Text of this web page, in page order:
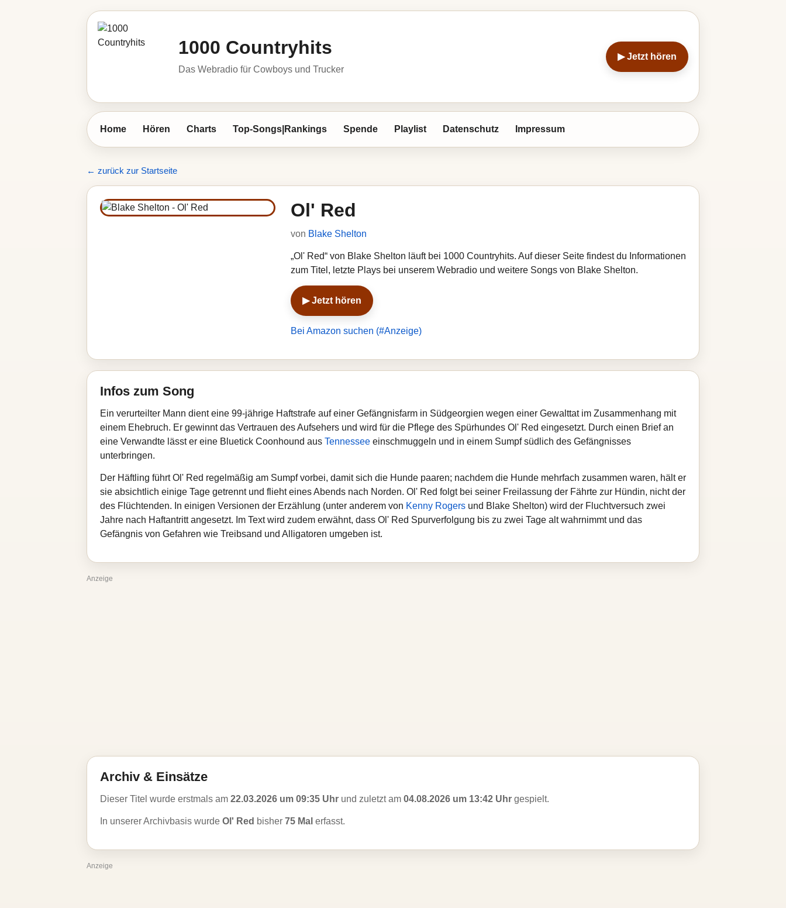
1000 Countryhits
Das Webradio für Cowboys und Trucker
▶ Jetzt hören
Home Hören Charts Top-Songs|Rankings Spende Playlist Datenschutz Impressum
← zurück zur Startseite
Ol' Red
von Blake Shelton
„Ol' Red“ von Blake Shelton läuft bei 1000 Countryhits. Auf dieser Seite findest du Informationen
zum Titel, letzte Plays bei unserem Webradio und weitere Songs von Blake Shelton.
▶ Jetzt hören
Bei Amazon suchen (#Anzeige)
Infos zum Song
Ein verurteilter Mann dient eine 99-jährige Haftstrafe auf einer Gefängnisfarm in Südgeorgien wegen einer Gewalttat im Zusammenhang mit
einem Ehebruch. Er gewinnt das Vertrauen des Aufsehers und wird für die Pflege des Spürhundes Ol' Red eingesetzt. Durch einen Brief an
eine Verwandte lässt er eine Bluetick Coonhound aus Tennessee einschmuggeln und in einem Sumpf südlich des Gefängnisses
unterbringen.
Der Häftling führt Ol' Red regelmäßig am Sumpf vorbei, damit sich die Hunde paaren; nachdem die Hunde mehrfach zusammen waren, hält er
sie absichtlich einige Tage getrennt und flieht eines Abends nach Norden. Ol' Red folgt bei seiner Freilassung der Fährte zur Hündin, nicht der
des Flüchtenden. In einigen Versionen der Erzählung (unter anderem von Kenny Rogers und Blake Shelton) wird der Fluchtversuch zwei
Jahre nach Haftantritt angesetzt. Im Text wird zudem erwähnt, dass Ol' Red Spurverfolgung bis zu zwei Tage alt wahrnimmt und das
Gefängnis von Gefahren wie Treibsand und Alligatoren umgeben ist.
Anzeige
Archiv & Einsätze
Dieser Titel wurde erstmals am 22.03.2026 um 09:35 Uhr und zuletzt am 04.08.2026 um 13:42 Uhr gespielt.
In unserer Archivbasis wurde Ol' Red bisher 75 Mal erfasst.
Anzeige